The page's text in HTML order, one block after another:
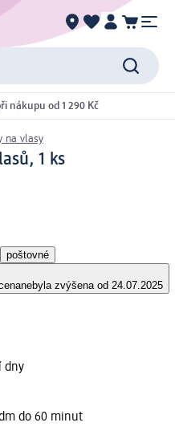
nákupu od 1 290 Kč
na vlasy
1 ks
poštovné
nebyla zvýšena od 24.07.2025
dny
do 60 minut